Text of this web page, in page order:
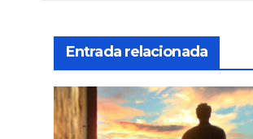
Entrada relacionada